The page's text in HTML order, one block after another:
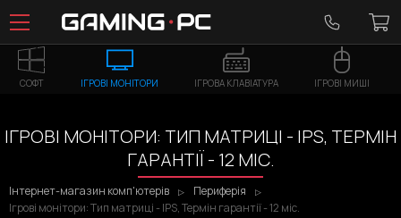
СОФТ ІГРОВІ МОНІТОРИ ІГРОВА КЛАВІАТУРА ІГРОВІ МИШІ
ІГРОВІ МОНІТОРИ: ТИП МАТРИЦІ - IPS, ТЕРМІН
ГАРАНТІЇ - 12 МІС.
Інтернет-магазин комп'ютерів
Периферія
Ігрові монітори: Тип матриці - IPS, Термін гарантії - 12 міс.